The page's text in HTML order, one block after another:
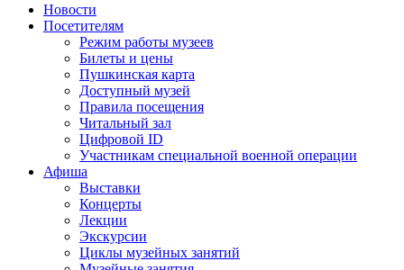
Новости
Посетителям
Режим работы музеев
Билеты и цены
Пушкинская карта
Доступный музей
Правила посещения
Читальный зал
Цифровой ID
Участникам специальной военной операции
Афиша
Выставки
Концерты
Лекции
Экскурсии
Циклы музейных занятий